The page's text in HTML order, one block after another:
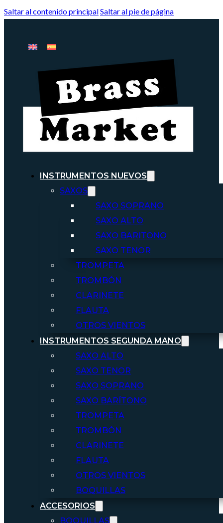
Saltar al contenido principalSaltar al pie de página
INSTRUMENTOS NUEVOS
SAXOS
SAXO SOPRANO
SAXO ALTO
SAXO BARITONO
SAXO TENOR
TROMPETA
TROMBÓN
CLARINETE
FLAUTA
OTROS VIENTOS
INSTRUMENTOS SEGUNDA MANO
SAXO ALTO
SAXO TENOR
SAXO SOPRANO
SAXO BARÍTONO
TROMPETA
TROMBÓN
CLARINETE
FLAUTA
OTROS VIENTOS
BOQUILLAS
ACCESORIOS
BOQUILLAS